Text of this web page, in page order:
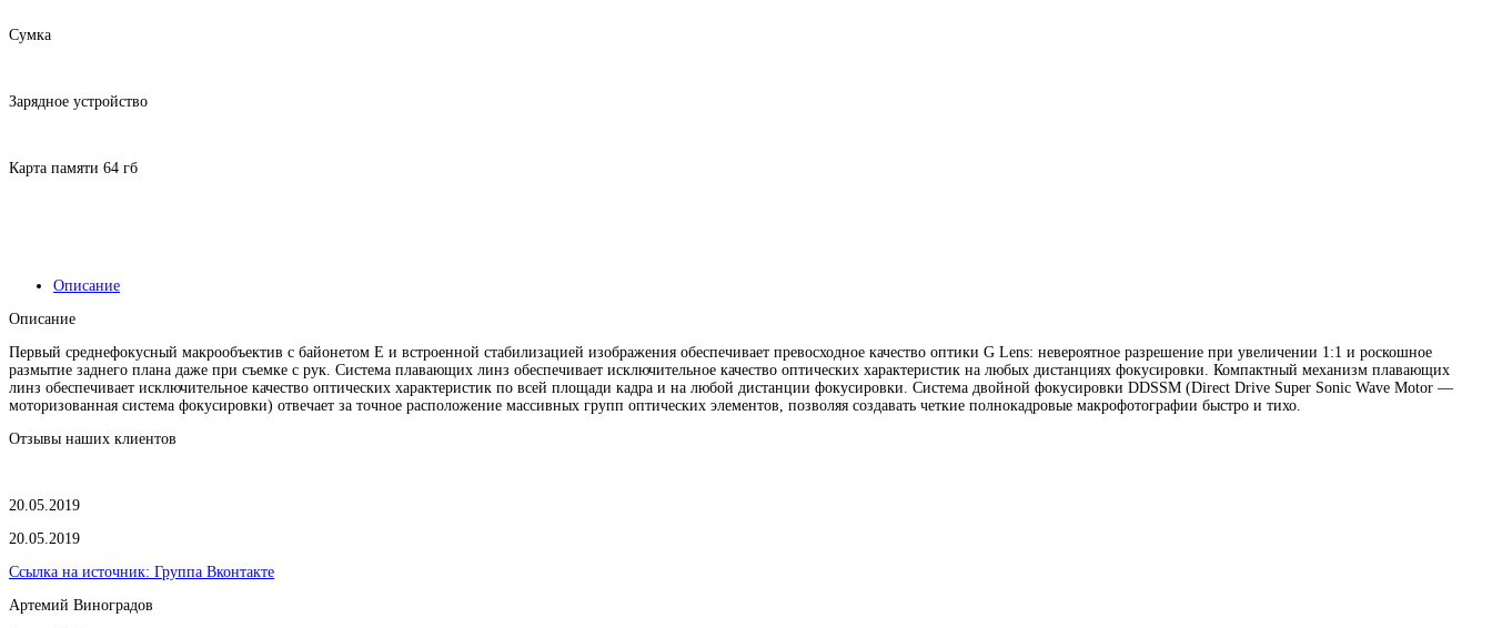
Сумка
Зарядное устройство
Карта памяти 64 гб
Описание
Описание
Первый среднефокусный макрообъектив с байонетом E и встроенной стабилизацией изображения обеспечивает превосходное качество оптики G Lens: невероятное разрешение при увеличении 1:1 и роскошное
размытие заднего плана даже при съемке с рук. Система плавающих линз обеспечивает исключительное качество оптических характеристик на любых дистанциях фокусировки. Компактный механизм плавающих
линз обеспечивает исключительное качество оптических характеристик по всей площади кадра и на любой дистанции фокусировки. Система двойной фокусировки DDSSM (Direct Drive Super Sonic Wave Motor —
моторизованная система фокусировки) отвечает за точное расположение массивных групп оптических элементов, позволяя создавать четкие полнокадровые макрофотографии быстро и тихо.
Отзывы наших клиентов
20.05.2019
20.05.2019
Ссылка на источник: Группа Вконтакте
Артемий Виноградов